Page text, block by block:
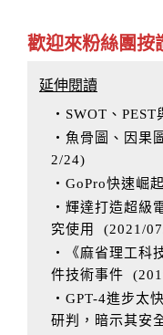
歡迎來粉絲團按
延伸閱讀
‧SWOT、PEST
‧魚骨圖、因果
2/24)
‧GoPro快速崛
‧輝達打造超級
究使用
(2021/
‧《麻省理工科
件技術事件 (
‧GPT-4進步太
研判，暗示其安